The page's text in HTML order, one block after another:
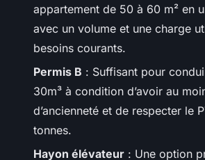
appartement de 50 à 60 m² en
avec un volume et une charge
besoins courants.
Permis B : Suffisant pour
30m³ à condition d’avoir au
d’ancienneté et de respecter le
tonnes.
Hayon élévateur : Une option